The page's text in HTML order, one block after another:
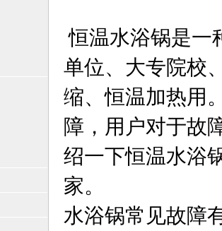
恒温水浴锅是一
单位、大专院校
缩、恒温加热用
障，用户对于故
绍一下恒温水浴
家。
水浴锅常见故障